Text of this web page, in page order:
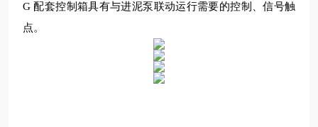
G 配套控制箱具有与进泥泵联动运行需要的控制、信号触
点。